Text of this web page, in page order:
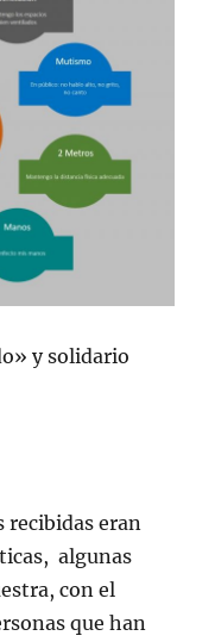
y solidario
recibidas eran
algunas
con el
que han